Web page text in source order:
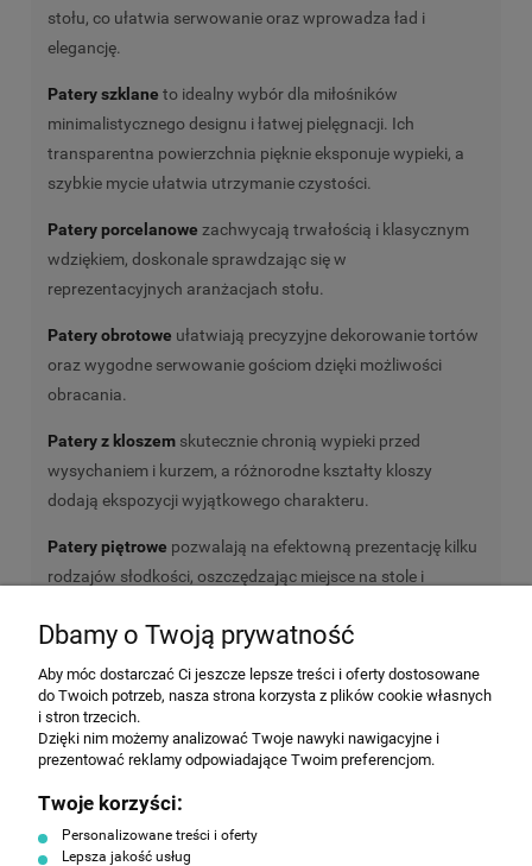
stołu, co ułatwia serwowanie oraz wprowadza ład i
elegancję.
Patery szklane to idealny wybór dla miłośników
minimalistycznego designu i łatwej pielęgnacji. Ich
transparentna powierzchnia pięknie eksponuje wypieki, a
szybkie mycie ułatwia utrzymanie czystości.
Patery porcelanowe zachwycają trwałością i klasycznym
wdziękiem, doskonale sprawdzając się w
reprezentacyjnych aranżacjach stołu.
Patery obrotowe ułatwiają precyzyjne dekorowanie tortów
oraz wygodne serwowanie gościom dzięki możliwości
obracania.
Patery z kloszem skutecznie chronią wypieki przed
wysychaniem i kurzem, a różnorodne kształty kloszy
dodają ekspozycji wyjątkowego charakteru.
Patery piętrowe pozwalają na efektowną prezentację kilku
rodzajów słodkości, oszczędzając miejsce na stole i
Kosze cukiernicze
łączą funkcjonalność z naturalnym
stylem. Wiklinowe i bawełniane modele doskonale wpisują
się w rustykalne i przytulne aranżacje.
Wśród koszy warto wyróżnić produkty markiASA, które
rozwiązanie szczególnie cenione w profesjonalnych
lokalach gastronomicznych.
Dbamy o Twoją prywatność
Aby móc dostarczać Ci jeszcze lepsze treści i oferty dostosowane
do Twoich potrzeb, nasza strona korzysta z plików cookie własnych
i stron trzecich.
Dzięki nim możemy analizować Twoje nawyki nawigacyjne i
prezentować reklamy odpowiadające Twoim preferencjom.
Twoje korzyści:
Personalizowane treści i oferty
Lepsza jakość usług